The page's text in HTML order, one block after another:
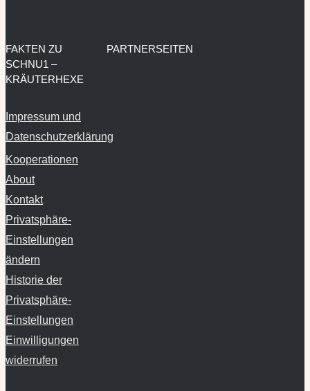
FAKTEN ZU
SCHNU1 –
KRÄUTERHEXE
Impressum und
Datenschutzerklärung
Kooperationen
About
Kontakt
Privatsphäre-
Einstellungen
ändern
Historie der
Privatsphäre-
Einstellungen
Einwilligungen
widerrufen
PARTNERSEITEN